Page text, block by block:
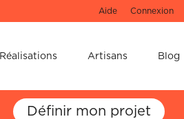
Aide Connexion
Réalisations Artisans Blog
Définir mon projet